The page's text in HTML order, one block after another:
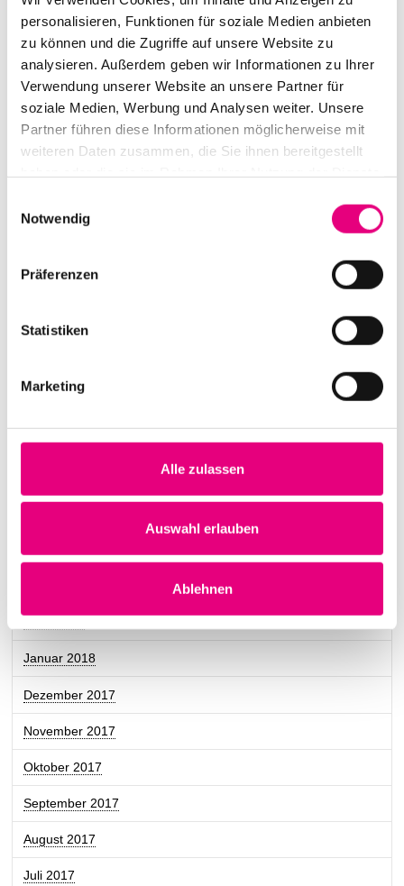
personalisieren, Funktionen für soziale Medien anbieten
zu können und die Zugriffe auf unsere Website zu
analysieren. Außerdem geben wir Informationen zu Ihrer
Verwendung unserer Website an unsere Partner für
soziale Medien, Werbung und Analysen weiter. Unsere
Partner führen diese Informationen möglicherweise mit
weiteren Daten zusammen, die Sie ihnen bereitgestellt
Notwendig
Präferenzen
Statistiken
Marketing
Alle zulassen
Auswahl erlauben
Ablehnen
März 2020
Dezember 2019
November 2019
Oktober 2019
September 2019
Juli 2019
April 2019
September 2018
Januar 2018
Dezember 2017
November 2017
Oktober 2017
September 2017
August 2017
Juli 2017